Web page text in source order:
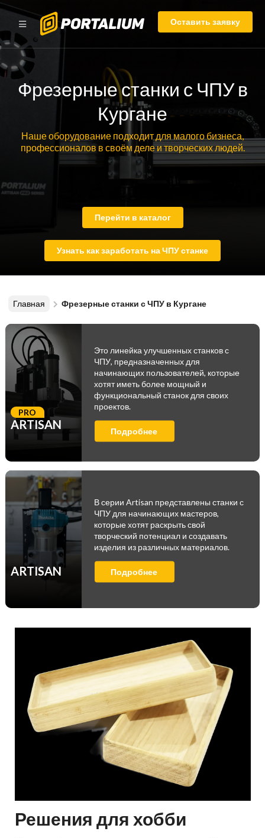
Оставить заявку
Фрезерные станки с ЧПУ в
Кургане
Наше оборудование подходит для малого бизнеса,
профессионалов в своём деле и творческих людей.
Перейти в каталог
Узнать как заработать на ЧПУ станке
Главная Фрезерные станки с ЧПУ в Кургане
ARTISAN
PRO
Это линейка улучшенных станков с
ЧПУ, предназначенных для
начинающих пользователей, которые
хотят иметь более мощный и
функциональный станок для своих
проектов.
Подробнее
ARTISAN
В серии Artisan представлены станки с
ЧПУ для начинающих мастеров,
которые хотят раскрыть свой
творческий потенциал и создавать
изделия из различных материалов.
Подробнее
Решения для хобби